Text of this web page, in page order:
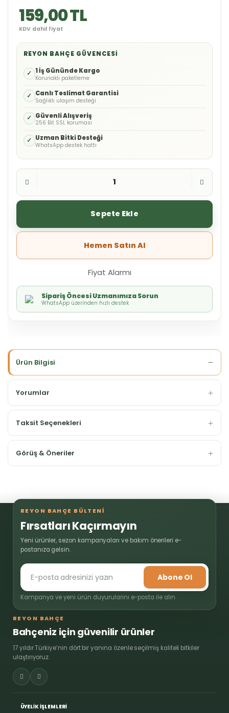
159,00 TL
KDV dahil fiyat
REYON BAHÇE GÜVENCESI
✓ 1 İş Gününde Kargo
Korunaklı paketleme
✓ Canlı Teslimat Garantisi
Sağlıklı ulaşım desteği
✓ Güvenli Alışveriş
256 Bit SSL koruması
✓ Uzman Bitki Desteği
WhatsApp destek hattı
Sepete Ekle
Hemen Satın Al
Fiyat Alarmı
Sipariş Öncesi Uzmanımıza Sorun
WhatsApp üzerinden hızlı destek
Ürün Bilgisi
Yorumlar
Taksit Seçenekleri
Görüş & Öneriler
REYON BAHÇE BÜLTENİ
Fırsatları Kaçırmayın
Yeni ürünler, sezon kampanyaları ve bakım önerileri e-
postanıza gelsin.
Abone Ol
Kampanya ve yeni ürün duyurularını e-posta ile alın.
REYON BAHÇE
Bahçeniz için güvenilir ürünler
17 yıldır Türkiye’nin dört bir yanına özenle seçilmiş kaliteli bitkiler
ulaştırıyoruz.
ÜYELİK İŞLEMLERİ